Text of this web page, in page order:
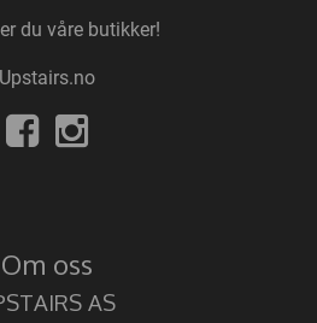
du våre butikker!
Upstairs.no
Om oss
AS